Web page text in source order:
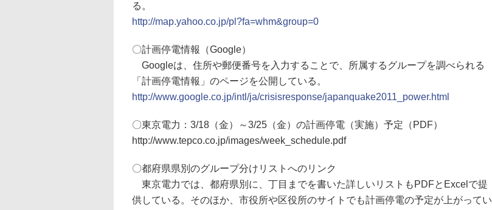
る。
http://map.yahoo.co.jp/pl?fa=whm&group=0
〇計画停電情報（Google）
Googleは、住所や郵便番号を入力することで、所属するグループを調べられる
「計画停電情報」のページを公開している。
http://www.google.co.jp/intl/ja/crisisresponse/japanquake2011_power.html
〇東京電力：3/18（金）～3/25（金）の計画停電（実施）予定（PDF）
http://www.tepco.co.jp/images/week_schedule.pdf
〇都府県県別のグループ分けリストへのリンク
東京電力では、都府県別に、丁目までを書いた詳しいリストもPDFとExcelで提
供している。そのほか、市役所や区役所のサイトでも計画停電の予定が上がってい